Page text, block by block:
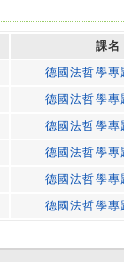
課名
德國法哲學專
德國法哲學專
德國法哲學專
德國法哲學專
德國法哲學專
德國法哲學專